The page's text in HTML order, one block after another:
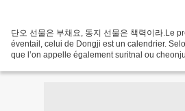
단오 선물은 부채요, 동지 선물은 책력이라.Le
éventail, celui de Dongji est un calendrier.
que l’on appelle également suritnal ou